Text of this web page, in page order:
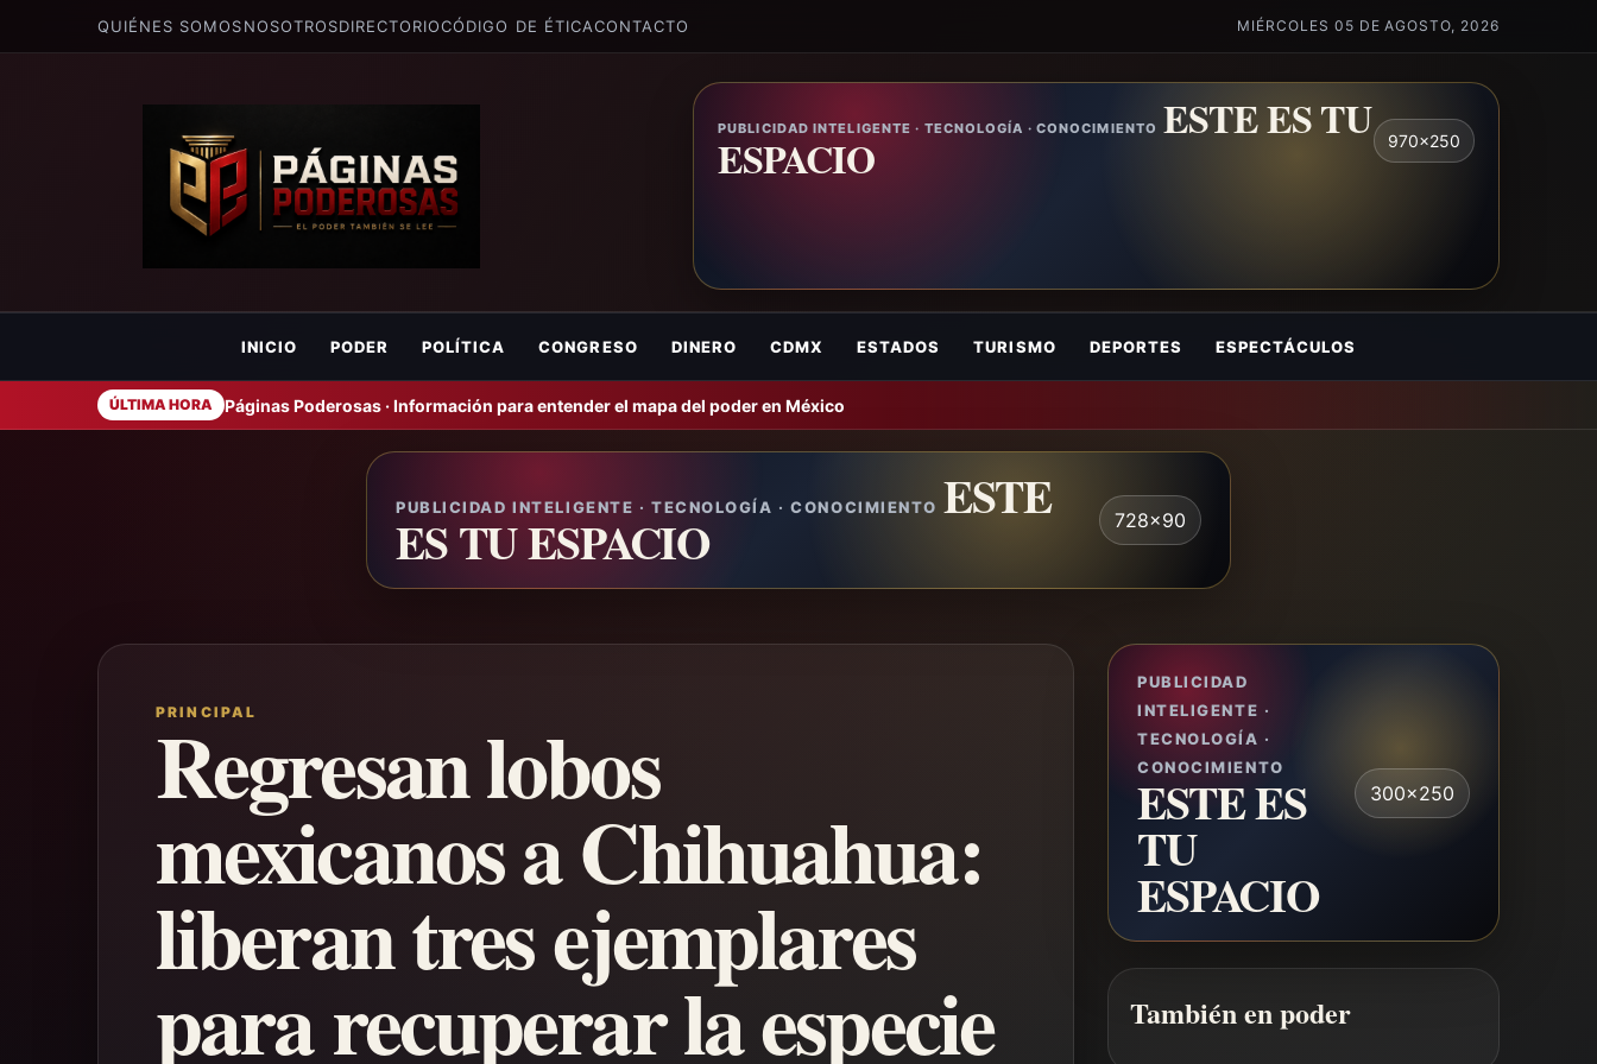
QUIÉNES SOMOSNOSOTROSDIRECTORIOCÓDIGO DE ÉTICACONTACTO MIÉRCOLES 05 DE AGOSTO, 2026
PUBLICIDAD INTELIGENTE · TECNOLOGÍA · CONOCIMIENTO ESTE ES TU
ESPACIO 970x250
INICIO PODER POLÍTICA CONGRESO DINERO CDMX ESTADOS TURISMO DEPORTES ESPECTÁCULOS
ÚLTIMA HORA Páginas Poderosas · Información para entender el mapa del poder en México
PUBLICIDAD INTELIGENTE · TECNOLOGÍA · CONOCIMIENTO ESTE
ES TU ESPACIO 728x90
PRINCIPAL
Regresan lobos
mexicanos a Chihuahua:
liberan tres ejemplares
para recuperar la especie
PUBLICIDAD
INTELIGENTE ·
TECNOLOGÍA ·
CONOCIMIENTO
ESTE ES
TU
ESPACIO
300x250
También en poder